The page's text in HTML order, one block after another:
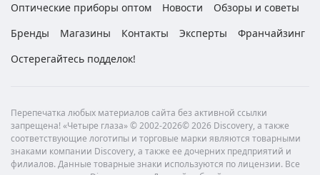
Оптические приборы оптом
Новости
Обзоры и советы
Бренды
Магазины Контакты Эксперты
Франчайзинг
Остерегайтесь подделок!
Перепечатка любых материалов сайта без активной ссылки
запрещена! «Четыре глаза» © 2002-2026© 2026 Discovery, а также
соответствующие логотипы и торговые марки являются товарными
знаками компании Discovery, а также ее дочерних предприятий и
филиалов. Данные товарные знаки используются по лицензии. Все